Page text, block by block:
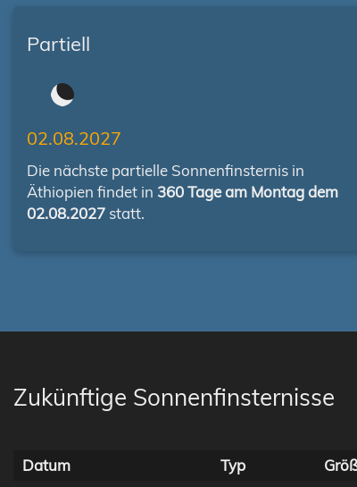
Partiell
02.08.2027
Die nächste partielle Sonnenfinsternis in
Äthiopien findet in 360 Tage am Montag dem
02.08.2027 statt.
Zukünftige Sonnenfinsternisse
Datum Typ